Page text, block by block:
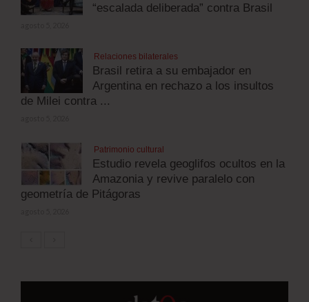
“escalada deliberada” contra Brasil
Relaciones bilaterales
Brasil retira a su embajador en
Argentina en rechazo a los insultos
de Milei contra ...
Patrimonio cultural
Estudio revela geoglifos ocultos en la
Amazonia y revive paralelo con
geometría de Pitágoras